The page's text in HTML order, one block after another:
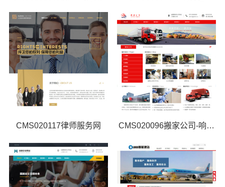
CMS020117律师服务网 CMS020096搬家公司-响应式